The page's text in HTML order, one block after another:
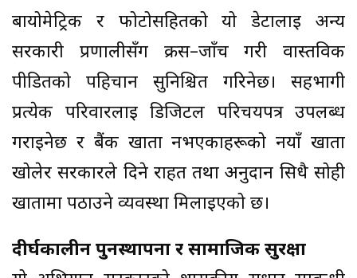
बायोमेट्रिक र फोटोसहितको यो डेटालाई अन्य
सरकारी प्रणालीसँग क्रस–जाँच गरी वास्तविक
पीडितको पहिचान सुनिश्चित गरिनेछ। सहभागी
प्रत्येक परिवारलाई डिजिटल परिचयपत्र उपलब्ध
गराइनेछ र बैंक खाता नभएकाहरूको नयाँ खाता
खोलेर सरकारले दिने राहत तथा अनुदान सिधै सोही
खातामा पठाउने व्यवस्था मिलाइएको छ।
दीर्घकालीन पुनस्थापना र सामाजिक सुरक्षा